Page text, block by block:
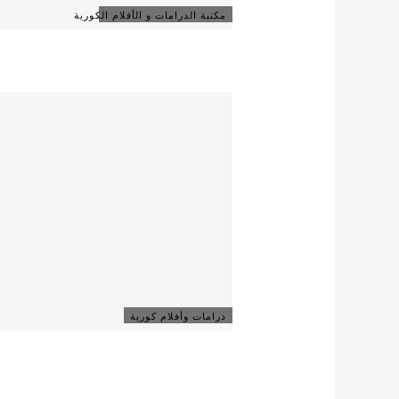
مكتبة الدرامات و الأفلام الكورية
درامات وأفلام كورية